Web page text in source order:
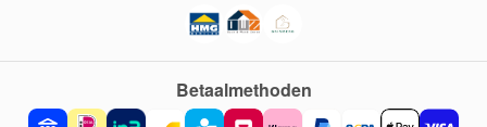
Betaalmethoden